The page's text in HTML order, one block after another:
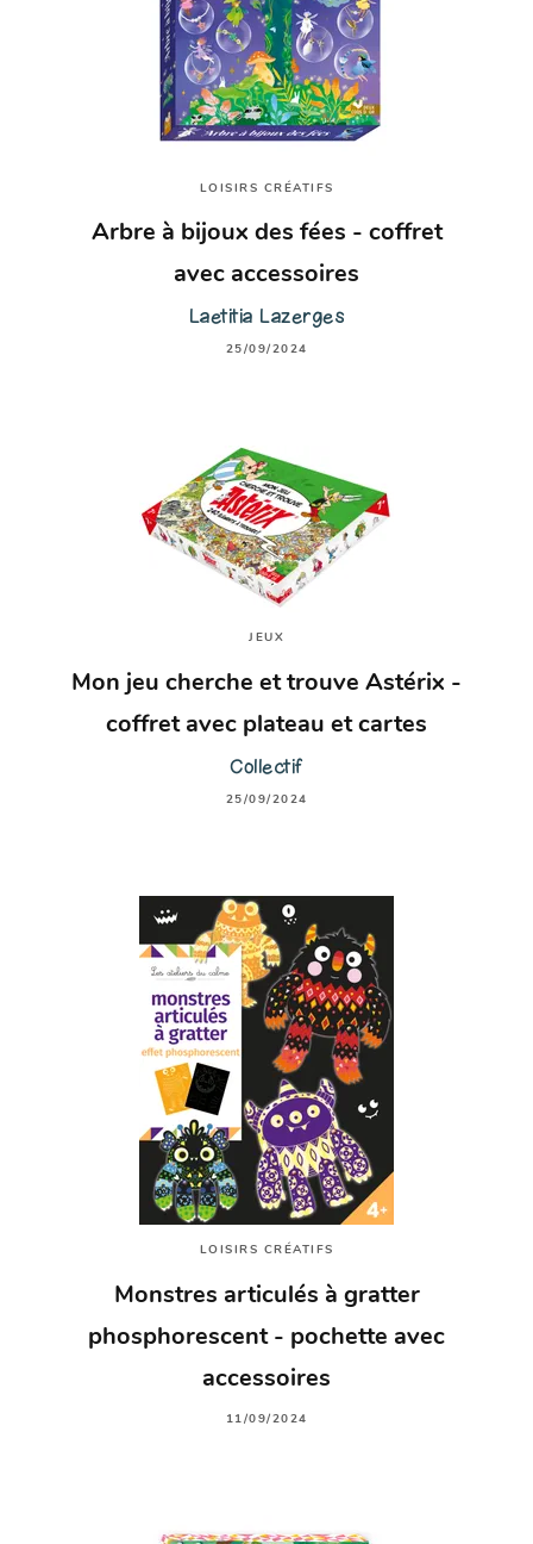
LOISIRS CRÉATIFS
Arbre à bijoux des fées - coffret
avec accessoires
Laetitia Lazerges
25/09/2024
JEUX
Mon jeu cherche et trouve Astérix -
coffret avec plateau et cartes
Collectif
25/09/2024
LOISIRS CRÉATIFS
Monstres articulés à gratter
phosphorescent - pochette avec
accessoires
11/09/2024